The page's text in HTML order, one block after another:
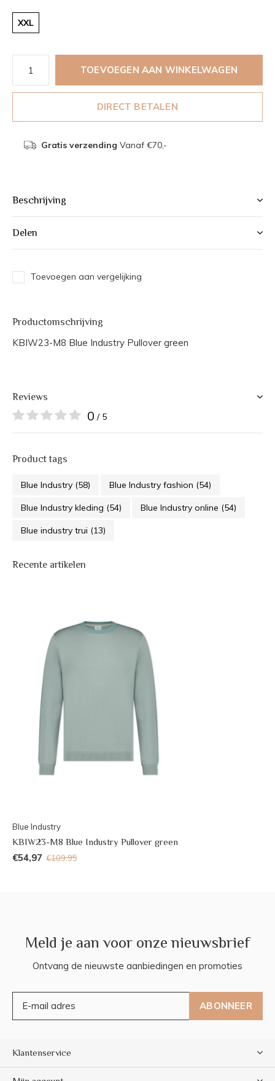
XXL
TOEVOEGEN AAN WINKELWAGEN
DIRECT BETALEN
Gratis verzending Vanaf €70,-
Beschrijving
Delen
Toevoegen aan vergelijking
Productomschrijving
KBIW23-M8 Blue Industry Pullover green
Reviews
0 / 5
Product tags
Blue Industry (58) Blue Industry fashion (54)
Blue Industry kleding (54) Blue Industry online (54)
Blue industry trui (13)
Recente artikelen
Blue Industry
KBIW23-M8 Blue Industry Pullover green
€54,97 €109,95
Meld je aan voor onze nieuwsbrief
Ontvang de nieuwste aanbiedingen en promoties
ABONNEER
Klantenservice